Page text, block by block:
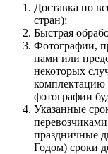
Доставка по
стран);
Быстрая
Фотографии,
нами или
некоторых
комплектацию
фотографии
Указанные
праздничные
Годом) сроки